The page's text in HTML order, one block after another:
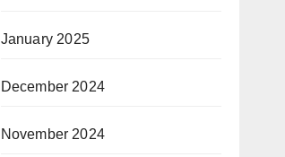
January 2025
December 2024
November 2024